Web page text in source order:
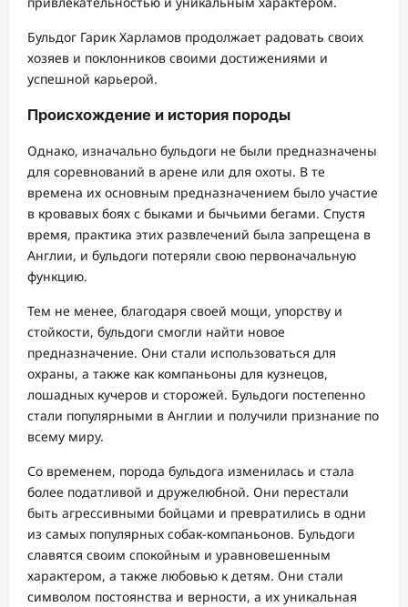
Бульдог Гарик Харламов продолжает радовать своих
хозяев и поклонников своими достижениями и
успешной карьерой.
Происхождение и история породы
Однако, изначально бульдоги не были предназначены
для соревнований в арене или для охоты. В те
времена их основным предназначением было участие
в кровавых боях с быками и бычьими бегами. Спустя
время, практика этих развлечений была запрещена в
Англии, и бульдоги потеряли свою первоначальную
функцию.
Тем не менее, благодаря своей мощи, упорству и
стойкости, бульдоги смогли найти новое
предназначение. Они стали использоваться для
охраны, а также как компаньоны для кузнецов,
лошадных кучеров и сторожей. Бульдоги постепенно
стали популярными в Англии и получили признание по
всему миру.
Со временем, порода бульдога изменилась и стала
более податливой и дружелюбной. Они перестали
быть агрессивными бойцами и превратились в одни
из самых популярных собак-компаньонов. Бульдоги
славятся своим спокойным и уравновешенным
характером, а также любовью к детям. Они стали
символом постоянства и верности, а их уникальная